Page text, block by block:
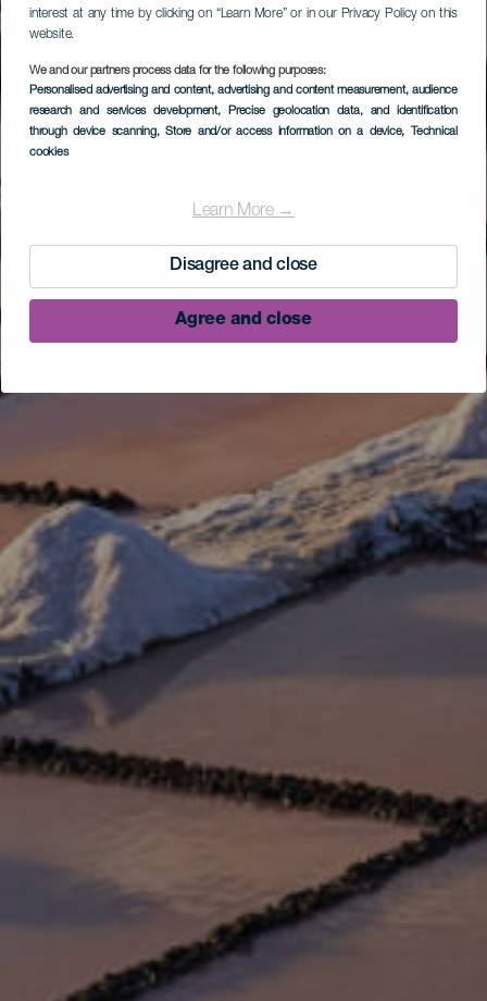
interest at any time by clicking on “Learn More” or in our Privacy Policy on this
website.
We and our partners process data for the following purposes:
Personalised advertising and content, advertising and content measurement, audience
research and services development, Precise geolocation data, and identification
through device scanning, Store and/or access information on a device, Technical
cookies
Learn More →
Disagree and close
Agree and close